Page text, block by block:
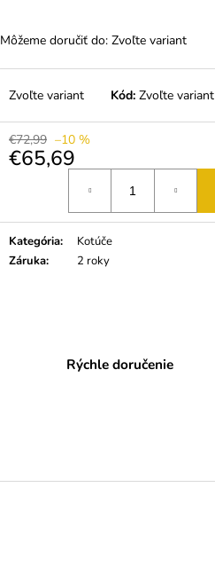
Môžeme doručiť do: Zvoľte variant
Zvoľte variant Kód: Zvoľte variant
€72,99 –10 %
€65,69
Kategória:
Kotúče
Záruka: 2 roky
Rýchle doručenie